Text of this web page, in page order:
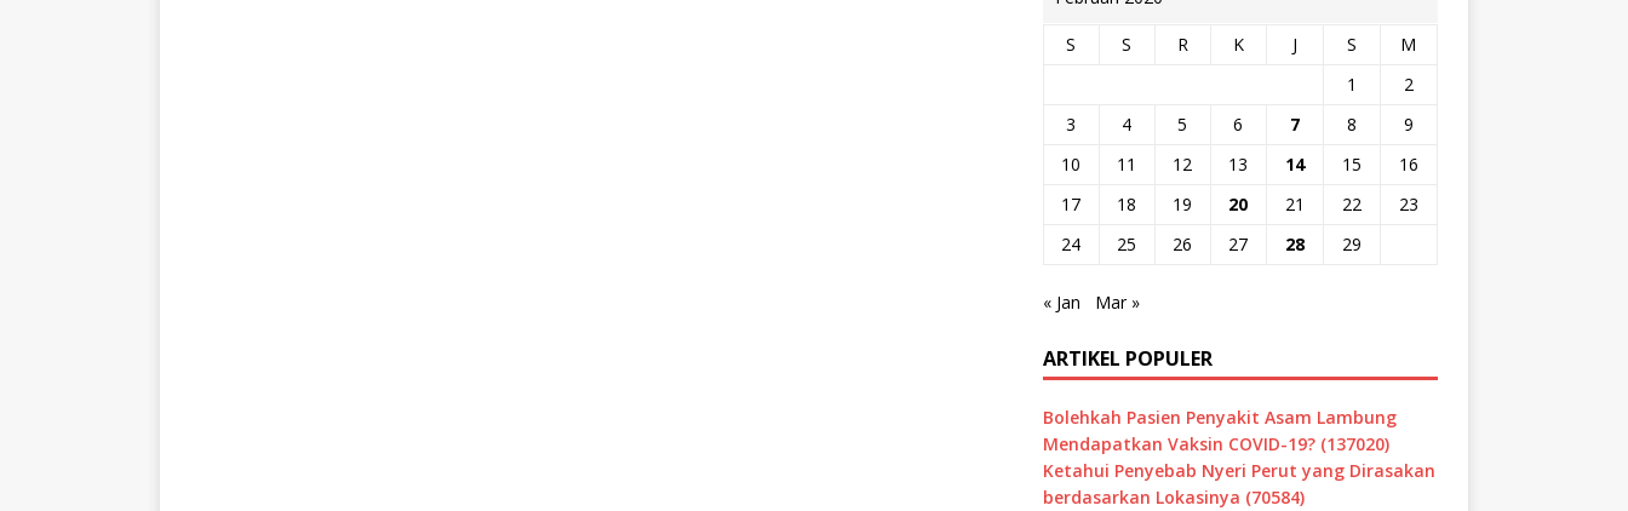
S S R K J S
M
1
2
3
4 5 6 7 8
9
10
11 12 13 14 15
16
17
18 19 20 21 22
23
24
25 26 27 28 29
« Jan Mar »
ARTIKEL POPULER
Bolehkah Pasien Penyakit Asam Lambung
Mendapatkan Vaksin COVID-19? (137020)
Ketahui Penyebab Nyeri Perut yang Dirasakan
berdasarkan Lokasinya (70584)